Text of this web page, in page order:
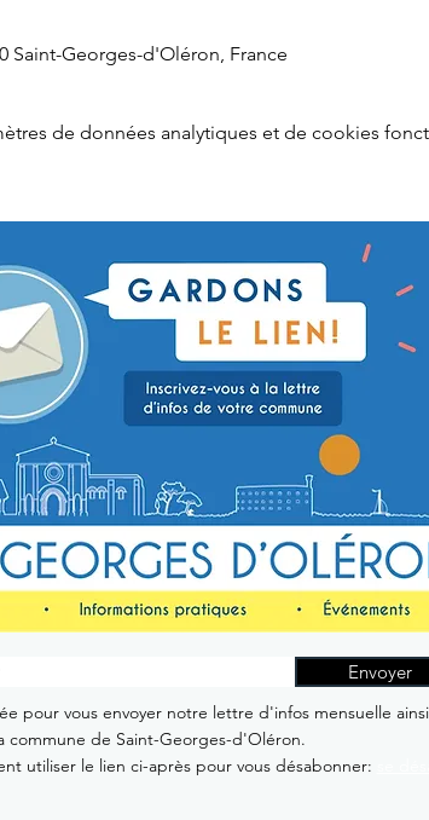
Saint-Georges-d'Oléron, France
de données analytiques et de cookies
Envoyer
pour vous envoyer notre lettre d'infos mensuelle
commune de Saint-Georges-d'Oléron.
utiliser le lien ci-après pour vous désabonner: